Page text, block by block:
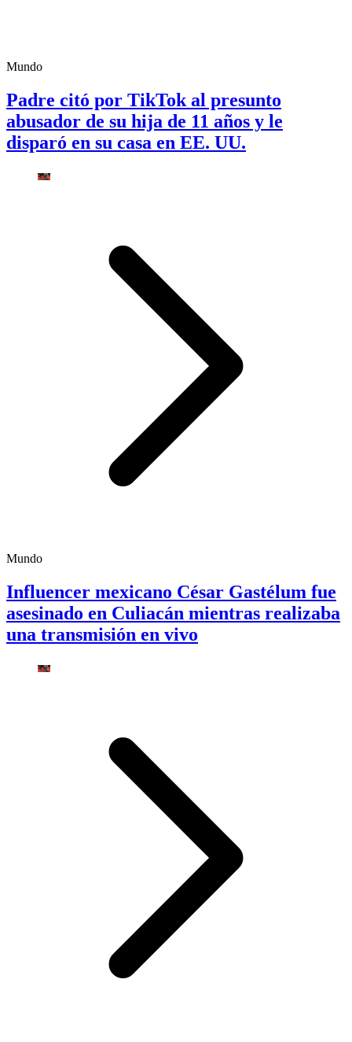
Mundo
Padre citó por TikTok al presunto
abusador de su hija de 11 años y le
disparó en su casa en EE. UU.
Mundo
Influencer mexicano César Gastélum fue
asesinado en Culiacán mientras realizaba
una transmisión en vivo